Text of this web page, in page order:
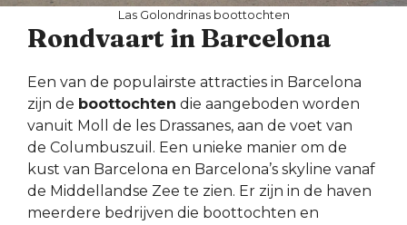
Las Golondrinas boottochten
Rondvaart in Barcelona
Een van de populairste attracties in Barcelona
zijn de boottochten die aangeboden worden
vanuit Moll de les Drassanes, aan de voet van
de Columbuszuil. Een unieke manier om de
kust van Barcelona en Barcelona’s skyline vanaf
de Middellandse Zee te zien. Er zijn in de haven
meerdere bedrijven die boottochten en